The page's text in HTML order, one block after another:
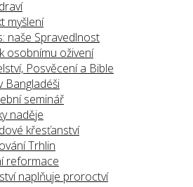
myšlení
naše Spravedlnost
osobnímu oživení
Posvěcení a Bible
Bangladéši
seminář
naděje
křesťanství
Trhlin
reformace
naplňuje proroctví